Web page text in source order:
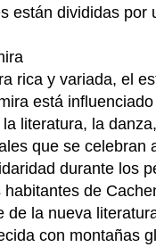
están divididas por
rica y variada, el
está influenciado
literatura, la
que se celebran
durante los
de
de la nueva
con montañas